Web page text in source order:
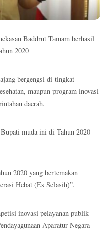
Baddrut Tamam berhasil
2020
bergengsi di tingkat
maupun program inovasi
daerah.
muda ini di Tahun 2020
2020 yang bertemakan
Hebat (Es Selasih)”.
inovasi pelayanan publik
Aparatur Negara